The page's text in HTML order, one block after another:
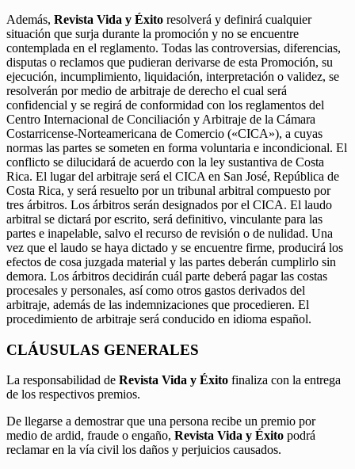
Además, Revista Vida y Éxito resolverá y definirá cualquier
situación que surja durante la promoción y no se encuentre
contemplada en el reglamento. Todas las controversias, diferencias,
disputas o reclamos que pudieran derivarse de esta Promoción, su
ejecución, incumplimiento, liquidación, interpretación o validez, se
resolverán por medio de arbitraje de derecho el cual será
confidencial y se regirá de conformidad con los reglamentos del
Centro Internacional de Conciliación y Arbitraje de la Cámara
Costarricense-Norteamericana de Comercio («CICA»), a cuyas
normas las partes se someten en forma voluntaria e incondicional. El
conflicto se dilucidará de acuerdo con la ley sustantiva de Costa
Rica. El lugar del arbitraje será el CICA en San José, República de
Costa Rica, y será resuelto por un tribunal arbitral compuesto por
tres árbitros. Los árbitros serán designados por el CICA. El laudo
arbitral se dictará por escrito, será definitivo, vinculante para las
partes e inapelable, salvo el recurso de revisión o de nulidad. Una
vez que el laudo se haya dictado y se encuentre firme, producirá los
efectos de cosa juzgada material y las partes deberán cumplirlo sin
demora. Los árbitros decidirán cuál parte deberá pagar las costas
procesales y personales, así como otros gastos derivados del
arbitraje, además de las indemnizaciones que procedieren. El
procedimiento de arbitraje será conducido en idioma español.
CLÁUSULAS GENERALES
La responsabilidad de Revista Vida y Éxito finaliza con la entrega
de los respectivos premios.
De llegarse a demostrar que una persona recibe un premio por
medio de ardid, fraude o engaño, Revista Vida y Éxito podrá
reclamar en la vía civil los daños y perjuicios causados.